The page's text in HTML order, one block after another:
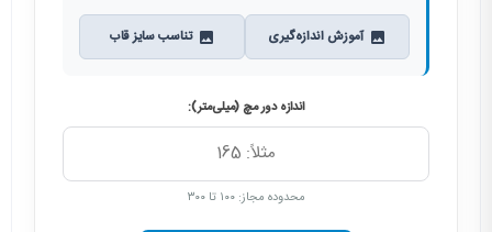
آموزش اندازه‌گیری تناسب سایز قاب
اندازه دور مچ (میلی‌متر):
محدوده مجاز: ۱۰۰ تا ۳۰۰